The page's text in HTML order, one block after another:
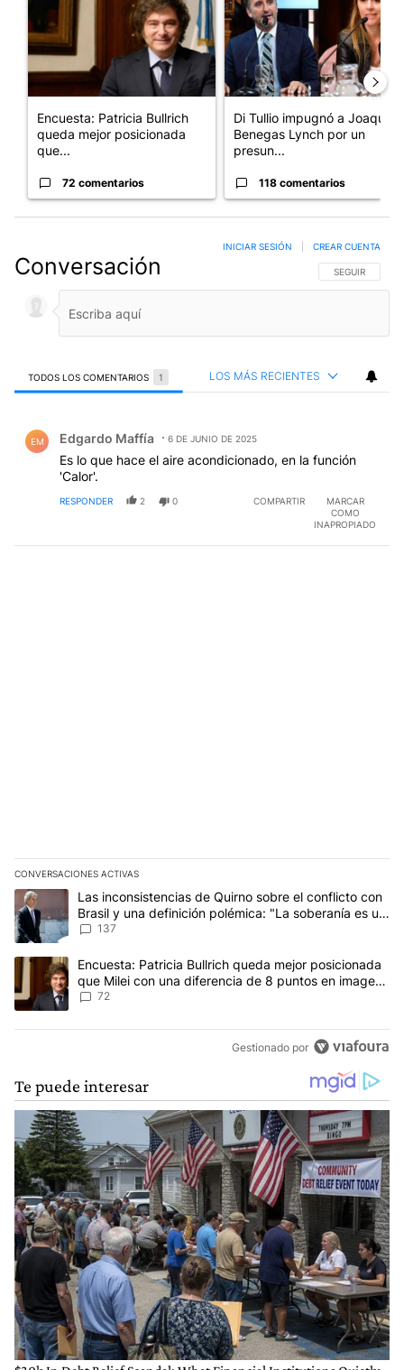
Encuesta: Patricia Bullrich
queda mejor posicionada
que...
72 comentarios
Di Tullio impugnó a Joaquín
Benegas Lynch por un
presun...
118 comentarios
Conversación SIGA ESTA
SEGUIR
INICIAR SESIÓN CREAR CUENTA
TODOS LOS COMENTARIOS 1 LOS MÁS RECIENTES
EM Edgardo Maffía 6 DE JUNIO DE 2025
Es lo que hace el aire acondicionado, en la función
'Calor'.
RESPONDER 2 0 COMPARTIR
MARCAR
COMO
INAPROPIADO
CONVERSACIONES ACTIVAS
Este listado muestra los artículos con más comentarios en los
Un artículo de tendencia con el título "Las inconsistencias de
Las inconsistencias de Quirno sobre el conflicto con
Brasil y una definición polémica: "La soberanía es un
concepto antiguo"
137
Un artículo de tendencia con el título "Encuesta: Patricia
Encuesta: Patricia Bullrich queda mejor posicionada
que Milei con una diferencia de 8 puntos en imagen
negativa
72
Gestionado por